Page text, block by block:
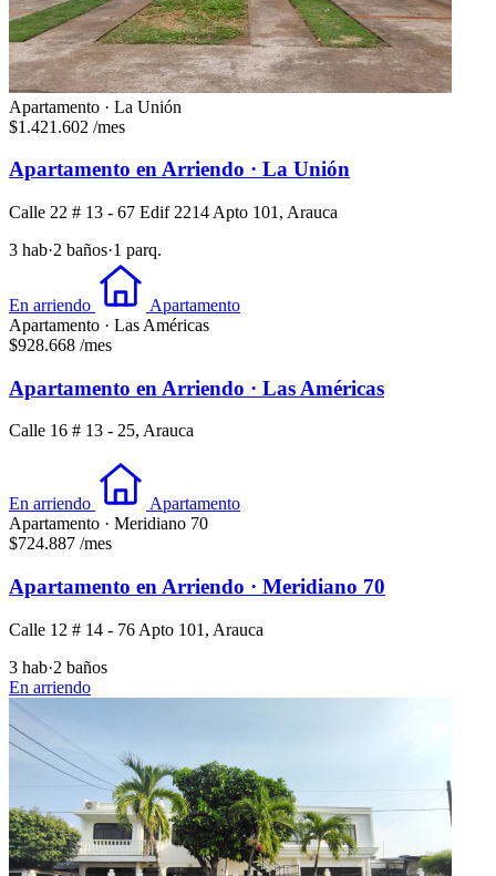
Apartamento · La Unión
$1.421.602 /mes
Apartamento en Arriendo · La Unión
Calle 22 # 13 - 67 Edif 2214 Apto 101, Arauca
3 hab·2 baños·1 parq.
En arriendo
Apartamento
Apartamento · Las Américas
$928.668 /mes
Apartamento en Arriendo · Las Américas
Calle 16 # 13 - 25, Arauca
En arriendo
Apartamento
Apartamento · Meridiano 70
$724.887 /mes
Apartamento en Arriendo · Meridiano 70
Calle 12 # 14 - 76 Apto 101, Arauca
3 hab·2 baños
En arriendo